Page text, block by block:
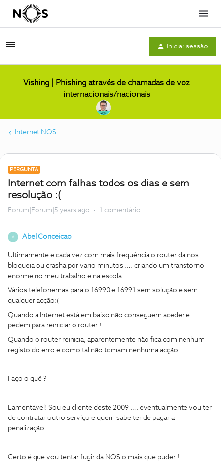
Menu
Iniciar sessão
Vishing | Phishing através de chamadas de voz
internacionais/nacionais
Internet NOS
PERGUNTA
Internet com falhas todos os dias e sem
resolução :(
Forum|Forum|5 years ago 1 comentário
A Abel Conceicao
Ultimamente e cada vez com mais frequência o router da nos
bloqueia ou crasha por vario minutos …. criando um transtorno
enorme no meu trabalho e na escola.
Vários telefonemas para o 16990 e 16991 sem solução e sem
qualquer acção:(
Quando a Internet está em baixo não conseguem aceder e
pedem para reiniciar o router !
Quando o router reinicia, aparentemente não fica com nenhum
registo do erro e como tal não tomam nenhuma acção …
Faço o quê ?
Lamentável! Sou eu cliente deste 2009 …. eventualmente vou ter
de contratar outro serviço e quem sabe ter de pagar a
penalização.
Certo é que vou tentar fugir da NOS o mais que puder !